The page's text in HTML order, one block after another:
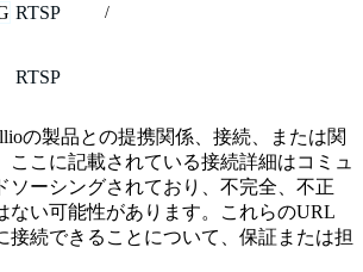
RTSP /
RTSP
の製品との提携関係、接続、または関
ここに記載されている接続詳細はコミュ
ソーシングされており、不完全、不正
ない可能性があります。これらのURL
接続できることについて、保証または担